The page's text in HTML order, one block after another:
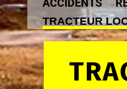
ACCIDENTS
TRACTEUR